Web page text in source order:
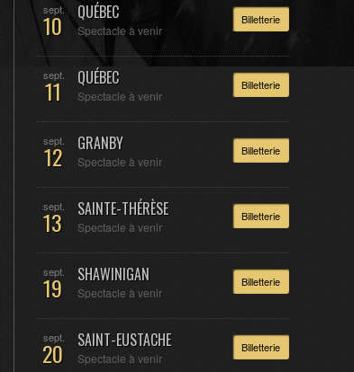
sept.
10 QUÉBEC
Spectacle à venir
Billetterie
sept.
11 QUÉBEC
Spectacle à venir
Billetterie
sept.
12 GRANBY
Spectacle à venir
Billetterie
sept.
13 SAINTE-THÉRÈSE
Spectacle à venir
Billetterie
sept.
19 SHAWINIGAN
Spectacle à venir
Billetterie
sept.
20 SAINT-EUSTACHE
Spectacle à venir
Billetterie